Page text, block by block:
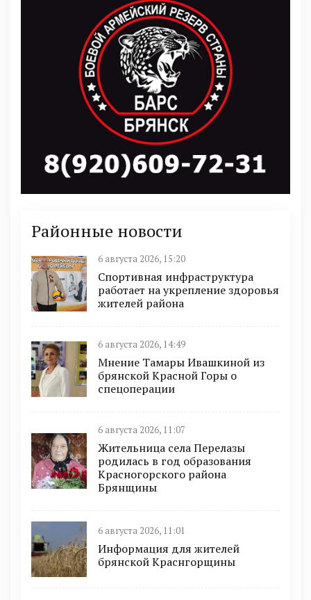
Районные новости
6 августа 2026, 15:20
Спортивная инфраструктура
работает на укрепление здоровья
жителей района
6 августа 2026, 14:49
Мнение Тамары Ивашкиной из
брянской Красной Горы о
спецоперации
6 августа 2026, 11:07
Жительница села Перелазы
родилась в год образования
Красногорского района
Брянщины
6 августа 2026, 11:01
Информация для жителей
брянской Краснгорщины